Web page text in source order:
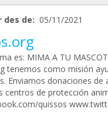
des de: 05/11/2021
es: MIMA A TU
tenemos como misión
Enviamos donaciones
centros de protección
quissos